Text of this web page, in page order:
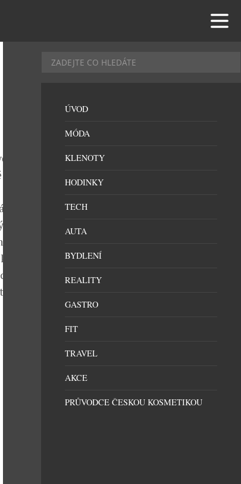
v
a v
je
ÚVOD
MÓDA
KLENOTY
HODINKY
TECH
AUTA
BYDLENÍ
REALITY
GASTRO
FIT
TRAVEL
AKCE
PRŮVODCE ČESKOU KOSMETIKOU